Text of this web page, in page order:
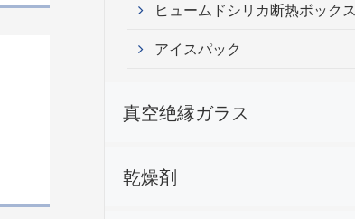
ヒュームドシリカ断热ボックス
アイスパック
真空绝縁ガラス
乾燥剤